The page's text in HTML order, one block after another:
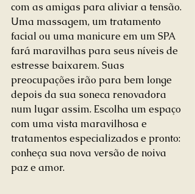
com as amigas para aliviar a tensão.
Uma massagem, um tratamento
facial ou uma manicure em um SPA
fará maravilhas para seus níveis de
estresse baixarem. Suas
preocupações irão para bem longe
depois da sua soneca renovadora
num lugar assim. Escolha um espaço
com uma vista maravilhosa e
tratamentos especializados e pronto:
conheça sua nova versão de noiva
paz e amor.